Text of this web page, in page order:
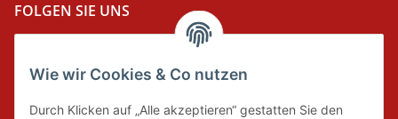
Wie wir Cookies & Co nutzen
Durch Klicken auf „Alle akzeptieren“ gestatten Sie den
FOLGEN SIE UNS